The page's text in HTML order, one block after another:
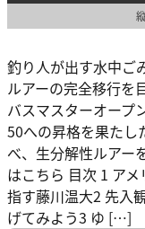
釣り人が出す水中ご
ルアーの完全移行を
バスマスターオープ
50への昇格を果たし
べ、生分解性ルアー
はこちら 目次 1 ア
指す藤川温大2 先入
げてみよう3 ゆ […]